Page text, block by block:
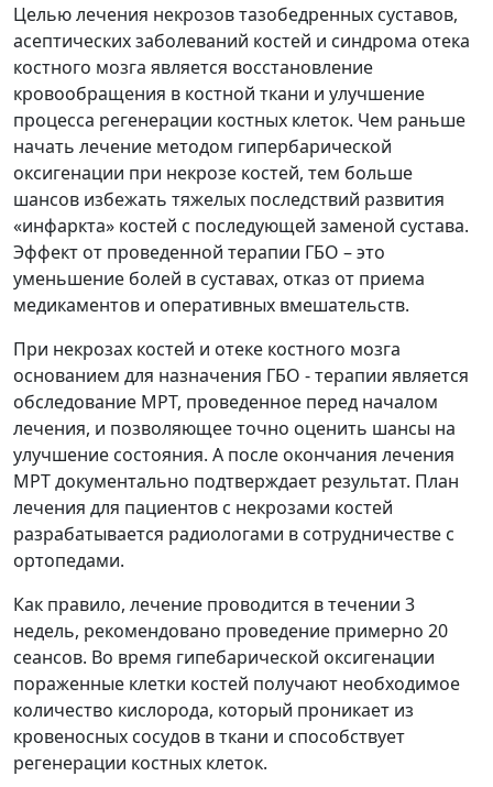
Целью лечения некрозов тазобедренных суставов,
асептических заболеваний костей и синдрома отека
костного мозга является восстановление
кровообращения в костной ткани и улучшение
процесса регенерации костных клеток. Чем раньше
начать лечение методом гипербарической
оксигенации при некрозе костей, тем больше
шансов избежать тяжелых последствий развития
«инфаркта» костей с последующей заменой сустава.
Эффект от проведенной терапии ГБО – это
уменьшение болей в суставах, отказ от приема
медикаментов и оперативных вмешательств.
При некрозах костей и отеке костного мозга
основанием для назначения ГБО - терапии является
обследование МРТ, проведенное перед началом
лечения, и позволяющее точно оценить шансы на
улучшение состояния. А после окончания лечения
МРТ документально подтверждает результат. План
лечения для пациентов с некрозами костей
разрабатывается радиологами в сотрудничестве с
ортопедами.
Как правило, лечение проводится в течении 3
недель, рекомендовано проведение примерно 20
сеансов. Во время гипебарической оксигенации
пораженные клетки костей получают необходимое
количество кислорода, который проникает из
кровеносных сосудов в ткани и способствует
регенерации костных клеток.